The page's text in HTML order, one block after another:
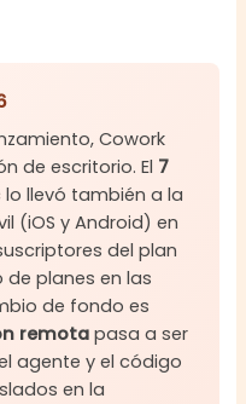
Cowork
de escritorio. El 7
llevó también a la
(iOS y Android) en
del plan
planes en las
de fondo es
remota pasa a ser
agente y el código
en la